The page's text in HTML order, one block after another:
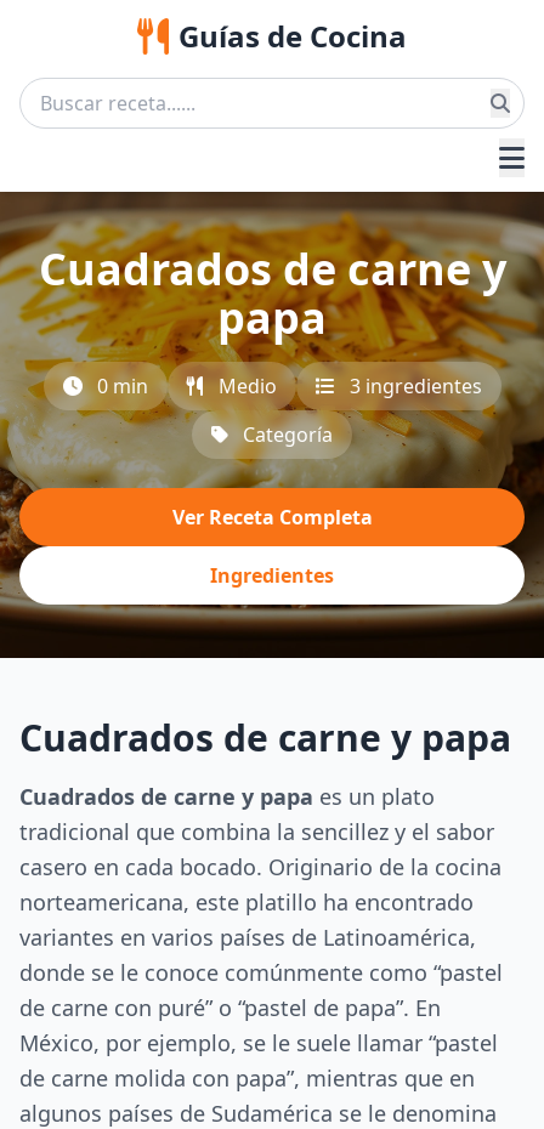
Guías de Cocina
Cuadrados de carne y
papa
0 min Medio
3 ingredientes
Categoría
Ver Receta Completa
Ingredientes
Cuadrados de carne y papa
Cuadrados de carne y papa es un plato
tradicional que combina la sencillez y el sabor
casero en cada bocado. Originario de la cocina
norteamericana, este platillo ha encontrado
variantes en varios países de Latinoamérica,
donde se le conoce comúnmente como “pastel
de carne con puré” o “pastel de papa”. En
México, por ejemplo, se le suele llamar “pastel
de carne molida con papa”, mientras que en
algunos países de Sudamérica se le denomina